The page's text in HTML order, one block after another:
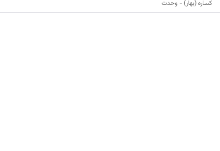
کساره (بهار) - وحدت